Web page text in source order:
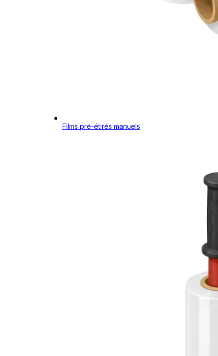
Films pré-étirés manuels